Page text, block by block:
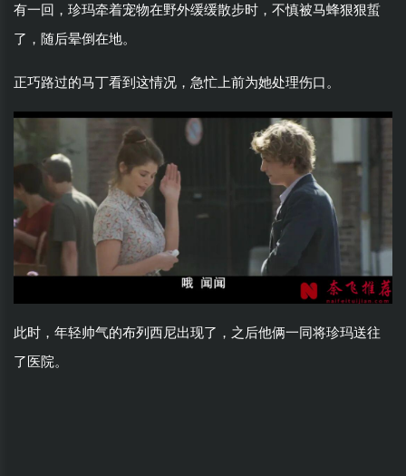
有一回，珍玛牵着宠物在野外缓缓散步时，不慎被马蜂狠狠蜇
了，随后晕倒在地。
正巧路过的马丁看到这情况，急忙上前为她处理伤口。
此时，年轻帅气的布列西尼出现了，之后他俩一同将珍玛送往
了医院。